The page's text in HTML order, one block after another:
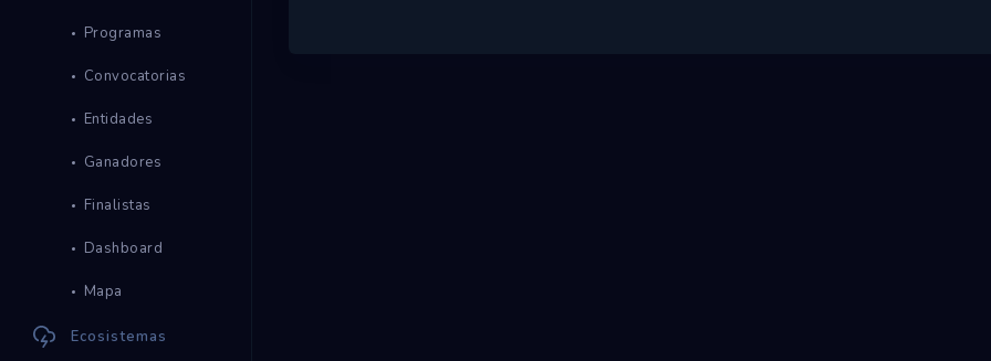
Programas
Convocatorias
Entidades
Ganadores
Finalistas
Dashboard
Mapa
Ecosistemas